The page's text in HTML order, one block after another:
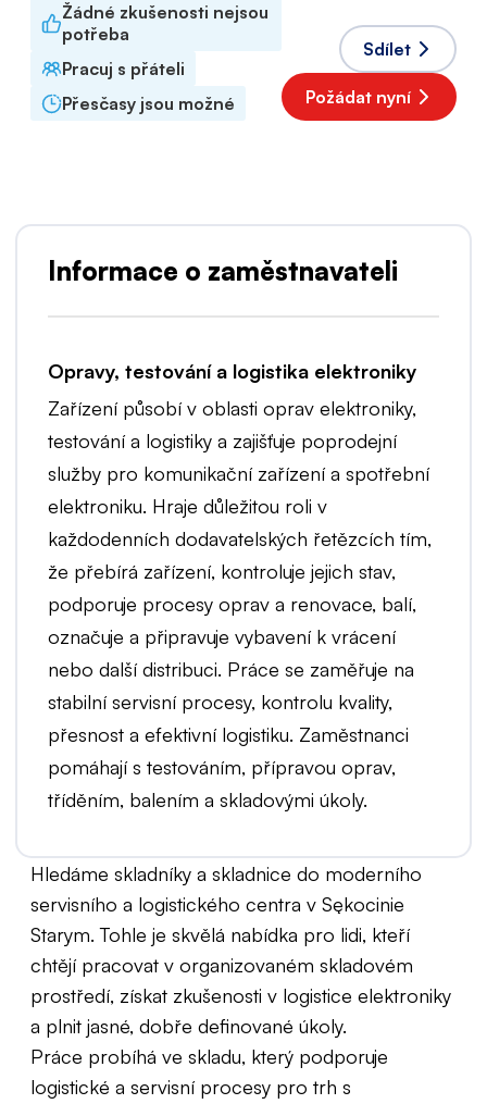
Žádné zkušenosti nejsou
potřeba
Pracuj s přáteli
Přesčasy jsou možné
Sdílet
Požádat nyní
Informace o zaměstnavateli
Opravy, testování a logistika elektroniky
Zařízení působí v oblasti oprav elektroniky,
testování a logistiky a zajišťuje poprodejní
služby pro komunikační zařízení a spotřební
elektroniku. Hraje důležitou roli v
každodenních dodavatelských řetězcích tím,
že přebírá zařízení, kontroluje jejich stav,
podporuje procesy oprav a renovace, balí,
označuje a připravuje vybavení k vrácení
nebo další distribuci. Práce se zaměřuje na
stabilní servisní procesy, kontrolu kvality,
přesnost a efektivní logistiku. Zaměstnanci
pomáhají s testováním, přípravou oprav,
tříděním, balením a skladovými úkoly.
Hledáme skladníky a skladnice do moderního
servisního a logistického centra v Sękocinie
Starym. Tohle je skvělá nabídka pro lidi, kteří
chtějí pracovat v organizovaném skladovém
prostředí, získat zkušenosti v logistice elektroniky
a plnit jasné, dobře definované úkoly.
Práce probíhá ve skladu, který podporuje
logistické a servisní procesy pro trh s